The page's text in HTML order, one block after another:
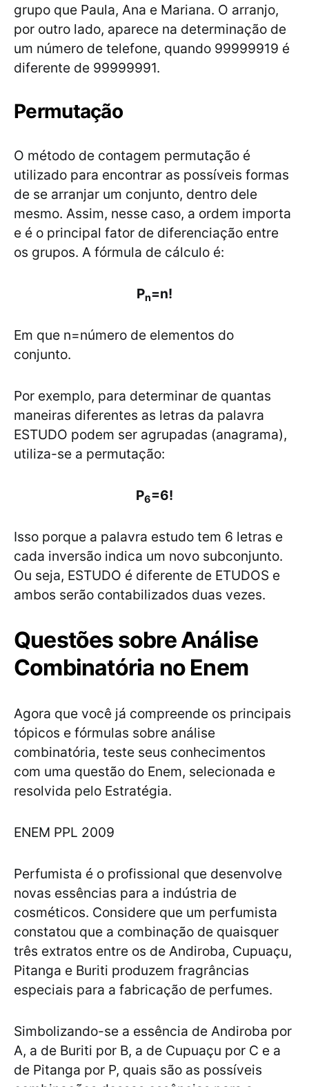
grupo que Paula, Ana e Mariana. O arranjo,
por outro lado, aparece na determinação de
um número de telefone, quando 99999919 é
diferente de 99999991.
Permutação
O método de contagem permutação é
utilizado para encontrar as possíveis formas
de se arranjar um conjunto, dentro dele
mesmo. Assim, nesse caso, a ordem importa
e é o principal fator de diferenciação entre
os grupos. A fórmula de cálculo é:
Pn=n!
Em que n=número de elementos do
conjunto.
Por exemplo, para determinar de quantas
maneiras diferentes as letras da palavra
ESTUDO podem ser agrupadas (anagrama),
utiliza-se a permutação:
P6=6!
Isso porque a palavra estudo tem 6 letras e
cada inversão indica um novo subconjunto.
Ou seja, ESTUDO é diferente de ETUDOS e
ambos serão contabilizados duas vezes.
Questões sobre Análise
Combinatória no Enem
Agora que você já compreende os principais
tópicos e fórmulas sobre análise
combinatória, teste seus conhecimentos
com uma questão do Enem, selecionada e
resolvida pelo Estratégia.
ENEM PPL 2009
Perfumista é o profissional que desenvolve
novas essências para a indústria de
cosméticos. Considere que um perfumista
constatou que a combinação de quaisquer
três extratos entre os de Andiroba, Cupuaçu,
Pitanga e Buriti produzem fragrâncias
especiais para a fabricação de perfumes.
Simbolizando-se a essência de Andiroba por
A, a de Buriti por B, a de Cupuaçu por C e a
de Pitanga por P, quais são as possíveis